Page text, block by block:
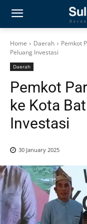
Home Daerah
Pemkot
Peluang Investasi
Daerah
Pemkot
ke Kota
Investasi
30 January 2025